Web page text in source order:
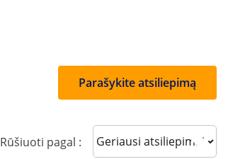
Parašykite atsiliepimą
Rūšiuoti pagal : Sort reviews